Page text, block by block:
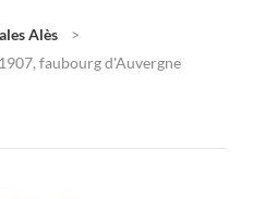
Alès
faubourg d'Auvergne